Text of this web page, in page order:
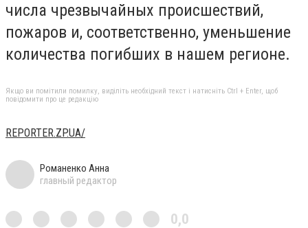
числа чрезвычайных происшествий,
пожаров и, соответственно, уменьшение
количества погибших в нашем регионе.
Якщо ви помітили помилку, виділіть необхідний текст і натисніть Ctrl + Enter, щоб
повідомити про це редакцію
REPORTER.ZP.UA/
Романенко Анна
главный редактор
0,0